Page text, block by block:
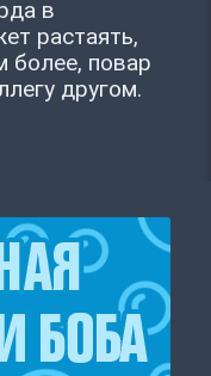
в
растаять,
более, повар
другом.